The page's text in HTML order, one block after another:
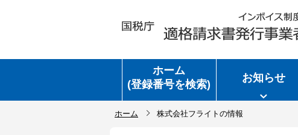
ホーム
(登録番号を検索)
お知らせ
ホーム 株式会社フライトの情報